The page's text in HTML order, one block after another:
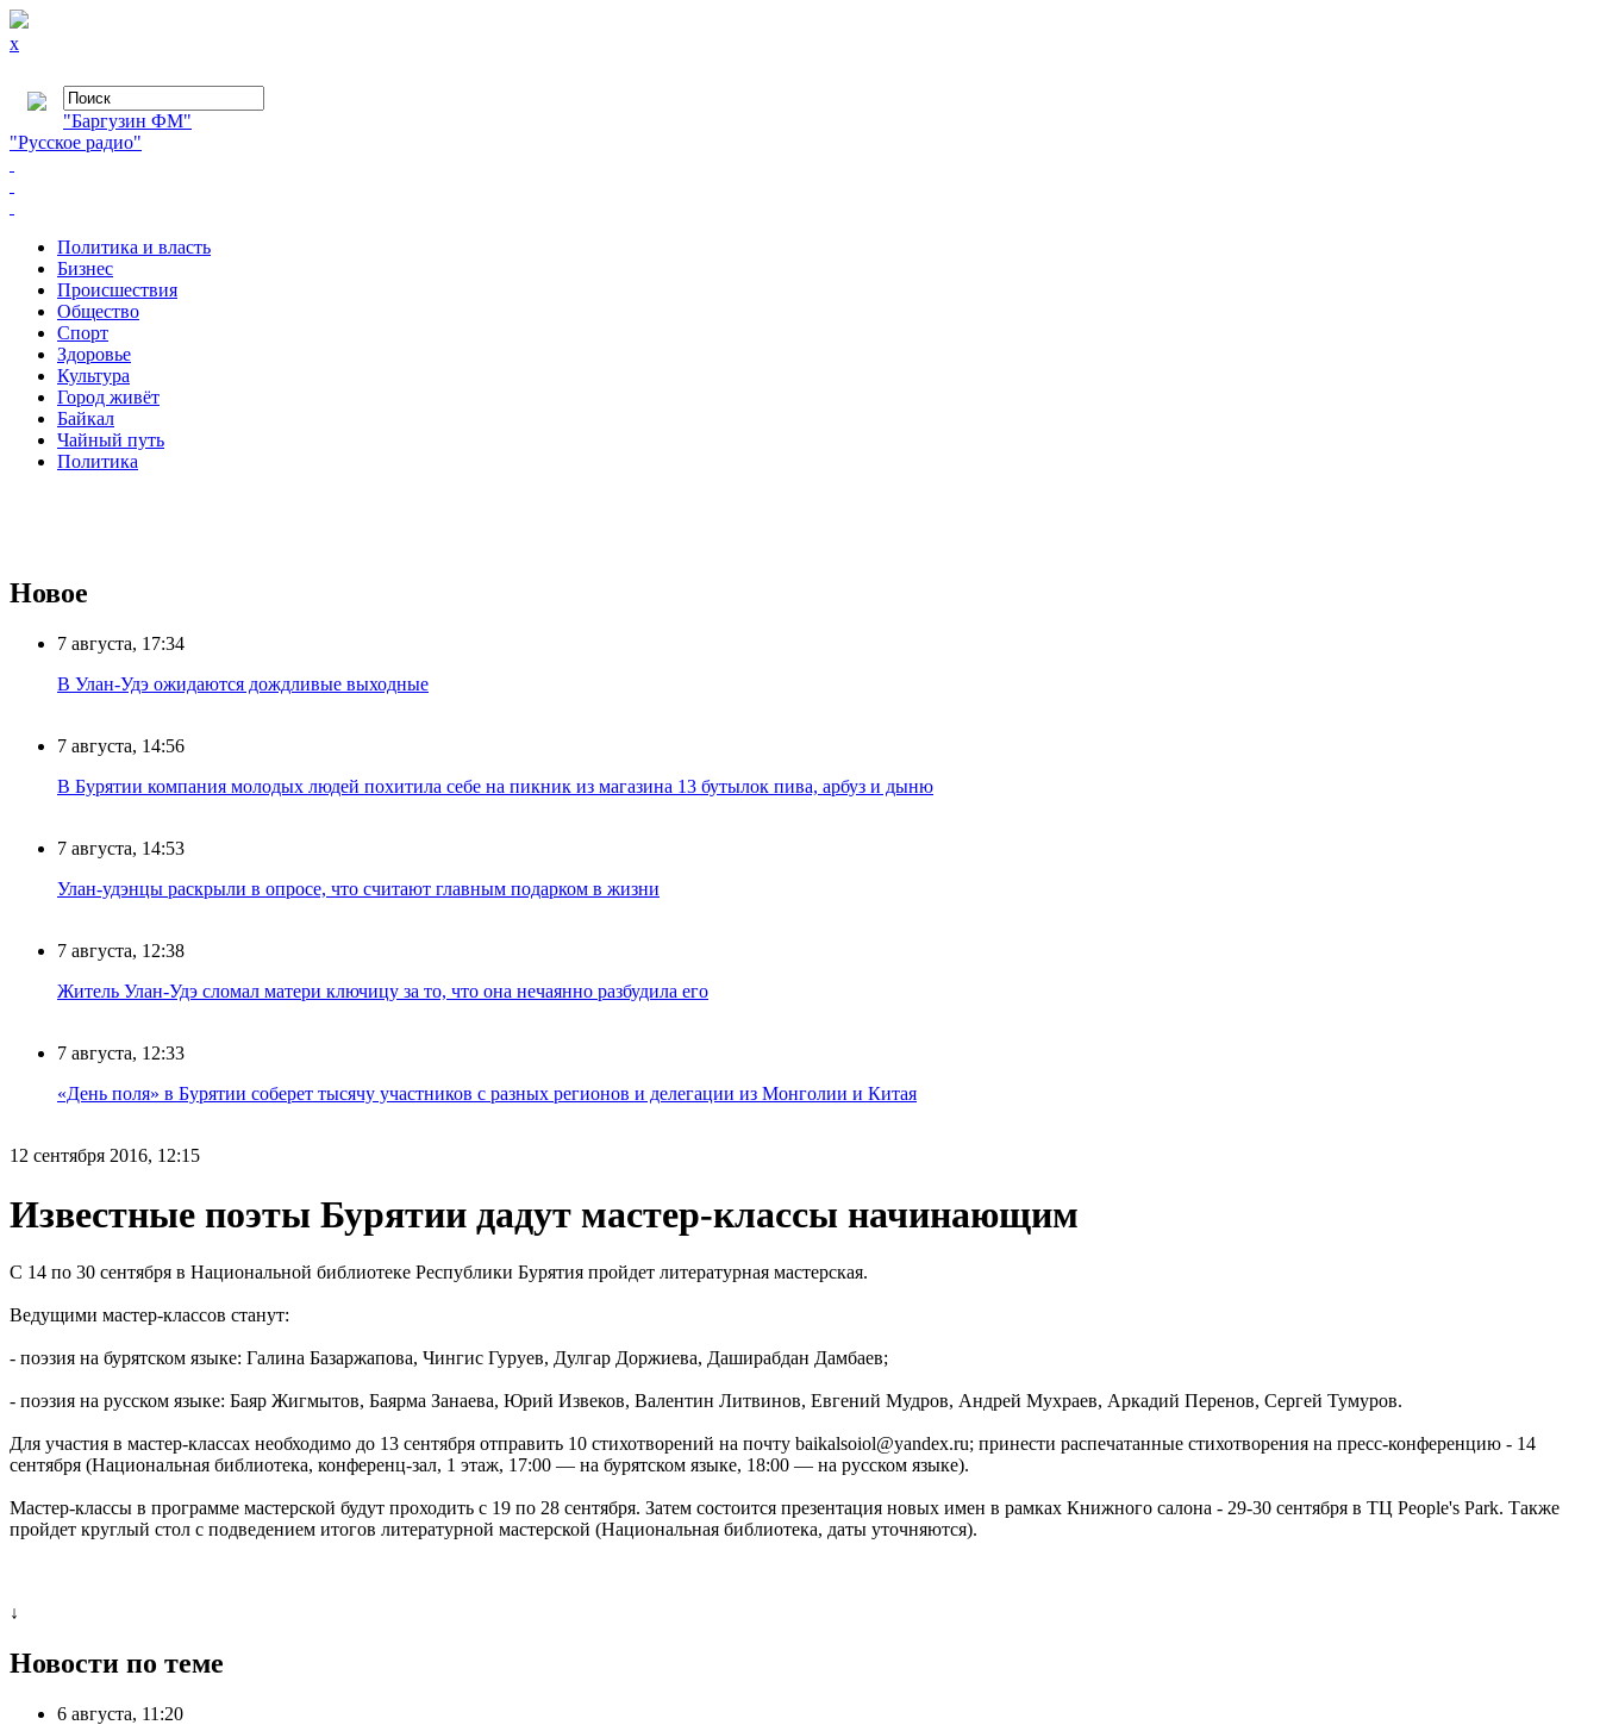
x
"Баргузин ФМ"
"Русское радио"
Политика и власть
Бизнес
Происшествия
Общество
Cпорт
Здоровье
Культура
Город живёт
Байкал
Чайный путь
Политика
Новое
7 августа, 17:34
В Улан-Удэ ожидаются дождливые выходные
7 августа, 14:56
В Бурятии компания молодых людей похитила себе на пикник из магазина 13 бутылок пива, арбуз и дыню
7 августа, 14:53
Улан-удэнцы раскрыли в опросе, что считают главным подарком в жизни
7 августа, 12:38
Житель Улан-Удэ сломал матери ключицу за то, что она нечаянно разбудила его
7 августа, 12:33
«День поля» в Бурятии соберет тысячу участников с разных регионов и делегации из Монголии и Китая
12 сентября 2016, 12:15
Известные поэты Бурятии дадут мастер-классы начинающим
С 14 по 30 сентября в Национальной библиотеке Республики Бурятия пройдет литературная мастерская.
Ведущими мастер-классов станут:
- поэзия на бурятском языке: Галина Базаржапова, Чингис Гуруев, Дулгар Доржиева, Даширабдан Дамбаев;
- поэзия на русском языке: Баяр Жигмытов, Баярма Занаева, Юрий Извеков, Валентин Литвинов, Евгений Мудров, Андрей Мухраев, Аркадий Перенов, Сергей Тумуров.
Для участия в мастер-классах необходимо до 13 сентября отправить 10 стихотворений на почту baikalsoiol@yandex.ru; принести распечатанные стихотворения на пресс-конференцию - 14
сентября (Национальная библиотека, конференц-зал, 1 этаж, 17:00 — на бурятском языке, 18:00 — на русском языке).
Мастер-классы в программе мастерской будут проходить с 19 по 28 сентября. Затем состоится презентация новых имен в рамках Книжного салона - 29-30 сентября в ТЦ People's Park. Также
пройдет круглый стол с подведением итогов литературной мастерской (Национальная библиотека, даты уточняются).
↓
Новости по теме
6 августа, 11:20